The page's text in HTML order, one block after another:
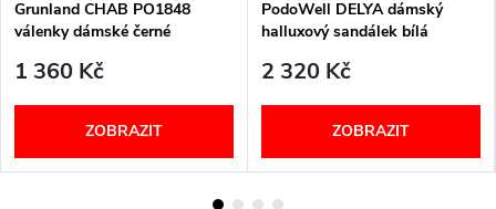
Grunland CHAB PO1848
válenky dámské černé
1 360 Kč
ZOBRAZIT
PodoWell DELYA dámský
halluxový sandálek bílá
2 320 Kč
ZOBRAZIT